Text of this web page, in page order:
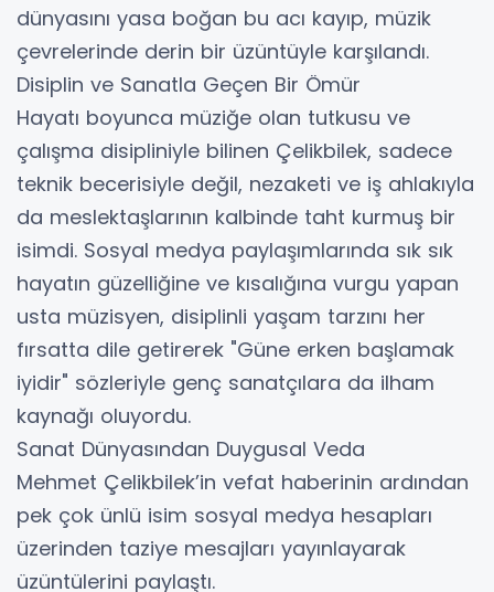
dünyasını yasa boğan bu acı kayıp, müzik
çevrelerinde derin bir üzüntüyle karşılandı.
​Disiplin ve Sanatla Geçen Bir Ömür
​Hayatı boyunca müziğe olan tutkusu ve
çalışma disipliniyle bilinen Çelikbilek, sadece
teknik becerisiyle değil, nezaketi ve iş ahlakıyla
da meslektaşlarının kalbinde taht kurmuş bir
isimdi. Sosyal medya paylaşımlarında sık sık
hayatın güzelliğine ve kısalığına vurgu yapan
usta müzisyen, disiplinli yaşam tarzını her
fırsatta dile getirerek "Güne erken başlamak
iyidir" sözleriyle genç sanatçılara da ilham
kaynağı oluyordu.
​Sanat Dünyasından Duygusal Veda
​Mehmet Çelikbilek’in vefat haberinin ardından
pek çok ünlü isim sosyal medya hesapları
üzerinden taziye mesajları yayınlayarak
üzüntülerini paylaştı.